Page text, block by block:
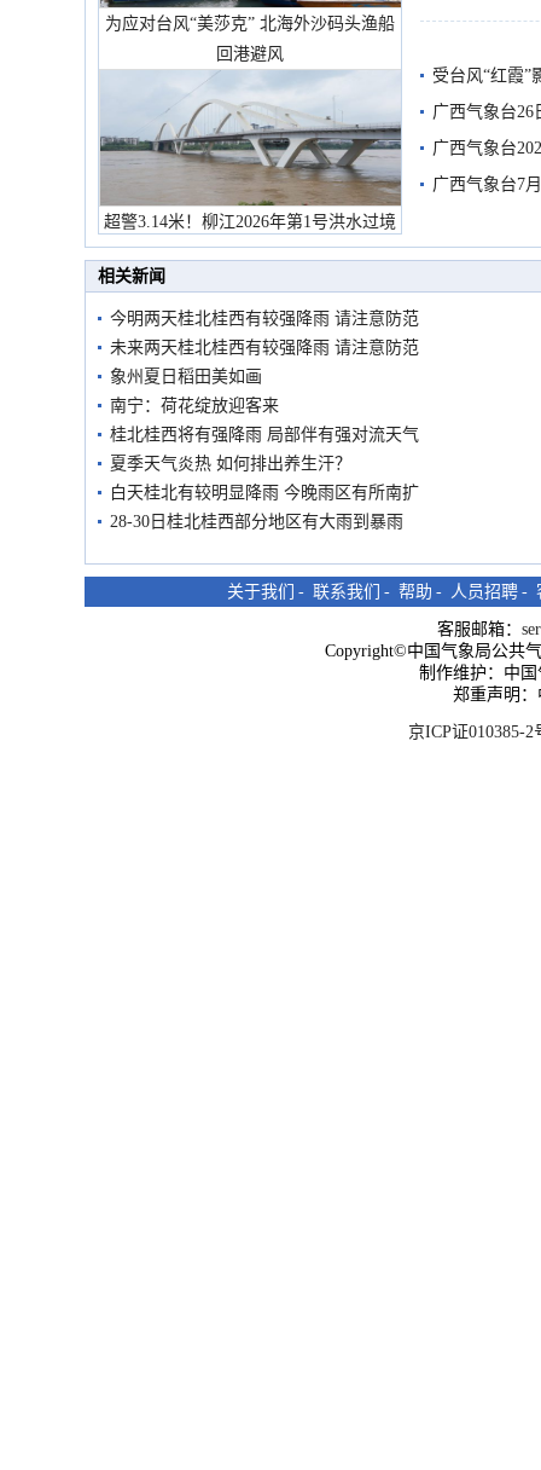
为应对台风“美莎克” 北海外沙码头渔船
回港避风
超警3.14米！柳江2026年第1号洪水过境
市民在堤岸见证汛况
受台风“红霞”
有较强降雨
广西气象台26
广西气象台
预警
广西气象台7
相关新闻
今明两天桂北桂西有较强降雨 请注意防范
未来两天桂北桂西有较强降雨 请注意防范
象州夏日稻田美如画
南宁：荷花绽放迎客来
桂北桂西将有强降雨 局部伴有强对流天气
夏季天气炎热 如何排出养生汗？
白天桂北有较明显降雨 今晚雨区有所南扩
28-30日桂北桂西部分地区有大雨到暴雨
关于我们 - 联系我们 - 帮助 - 人员招聘 -
客服邮箱：
Copyright©中国气象局公共
制作维护：中
郑重声明
京ICP证010385-2